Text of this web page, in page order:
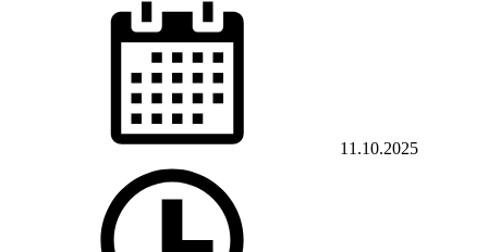
11.10.2025